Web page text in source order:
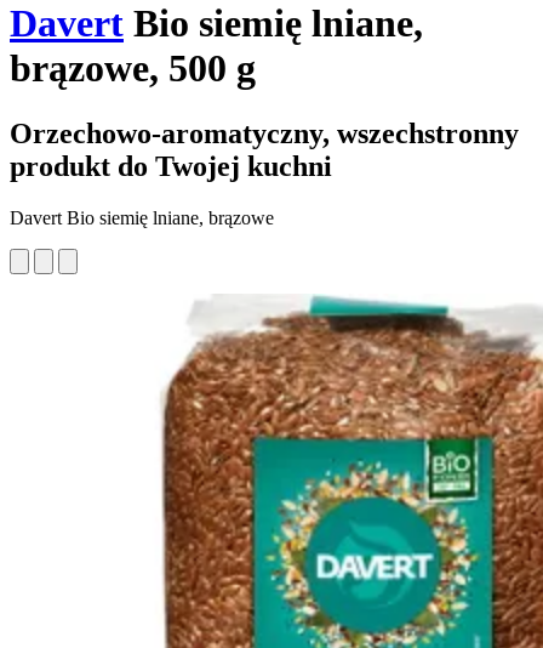
Davert Bio siemię lniane,
brązowe, 500 g
Orzechowo-aromatyczny, wszechstronny
produkt do Twojej kuchni
Davert Bio siemię lniane, brązowe